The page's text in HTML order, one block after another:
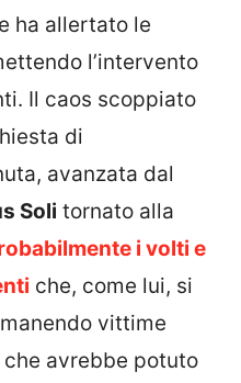
ha allertato le
l’intervento
Il caos scoppiato
di
avanzata dal
Soli tornato alla
i volti e
che, come lui, si
vittime
avrebbe potuto